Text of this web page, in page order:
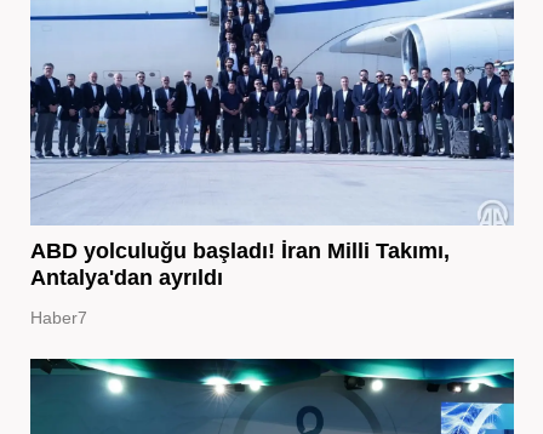
ABD yolculuğu başladı! İran Milli Takımı,
Antalya'dan ayrıldı
Haber7